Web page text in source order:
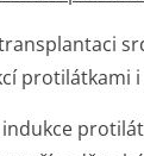
protilátkami i